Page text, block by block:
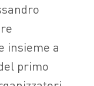
insieme a
primo